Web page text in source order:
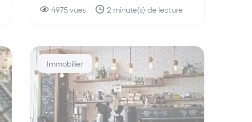
4975 vues 2 minute(s) de lecture
Immobilier